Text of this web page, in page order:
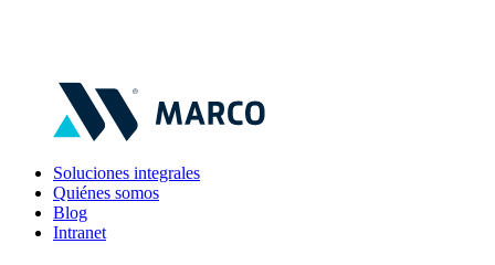
Soluciones integrales
Quiénes somos
Blog
Intranet